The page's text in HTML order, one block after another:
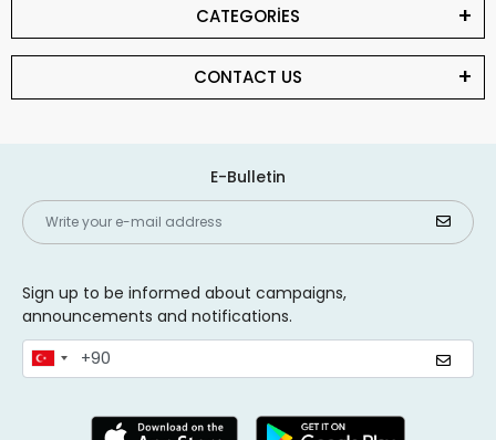
CATEGORİES
CONTACT US
E-Bulletin
Sign up to be informed about campaigns,
announcements and notifications.